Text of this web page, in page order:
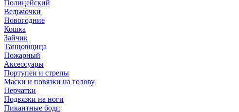
Полицейский
Ведьмочки
Новогодние
Кошка
Зайчик
Танцовщица
Пожарный
Аксессуары
Портупеи и стрепы
Маски и повязки на голову
Перчатки
Подвязки на ноги
Пикантные боди